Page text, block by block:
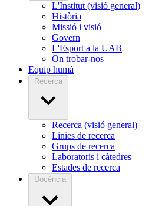
L'Institut (visió general)
Història
Missió i visió
Govern
L'Esport a la UAB
On trobar-nos
Equip humà
Recerca
Recerca (visió general)
Linies de recerca
Grups de recerca
Laboratoris i càtedres
Estades de recerca
Docència